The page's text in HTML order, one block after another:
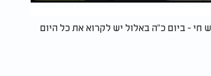
חי - ביום כ"ה באלול יש לקרוא את כל היום